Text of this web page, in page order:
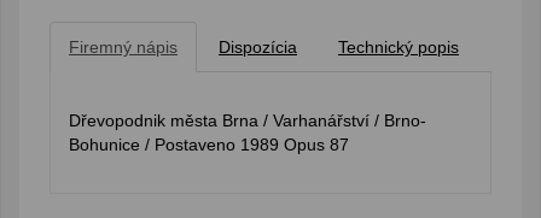
Firemný nápis Dispozícia Technický popis
Dřevopodnik města Brna / Varhanářství / Brno-
Bohunice / Postaveno 1989 Opus 87